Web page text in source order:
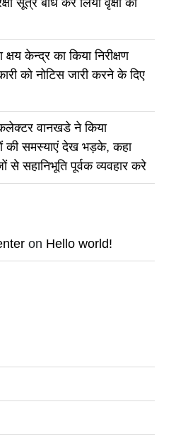
सूत्र बांध कर लिया वृक्षों की
केन्द्र का किया निरीक्षण
को नोटिस जारी करने के दिए
वानखडे ने किया
की समस्याएं देख भड़के, कहा
से सहानिभूति पूर्वक व्यवहार करे
on Hello world!